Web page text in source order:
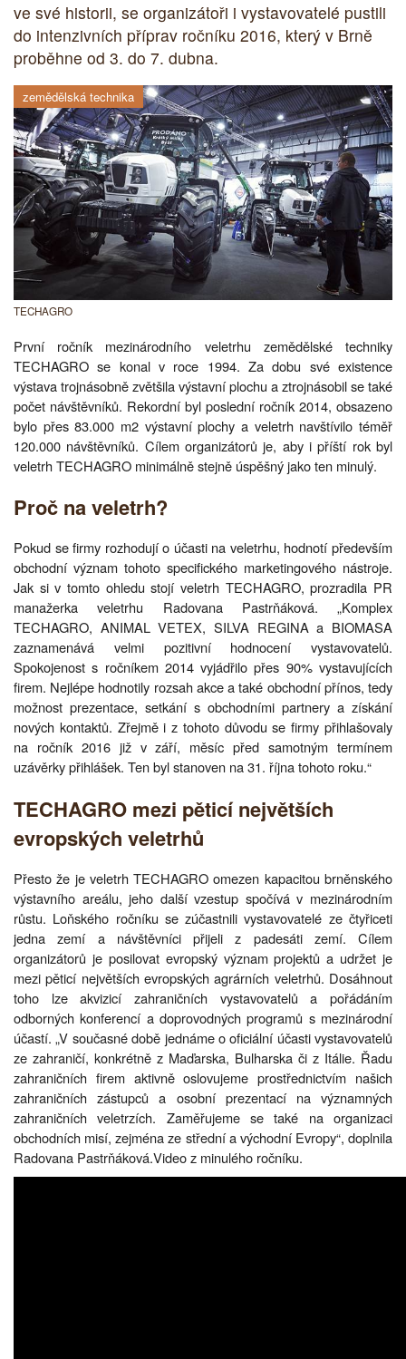
ve své historii, se organizátoři i vystavovatelé pustili
do intenzivních příprav ročníku 2016, který v Brně
proběhne od 3. do 7. dubna.
zemědělská technika
TECHAGRO
První ročník mezinárodního veletrhu zemědělské techniky
TECHAGRO se konal v roce 1994. Za dobu své existence
výstava trojnásobně zvětšila výstavní plochu a ztrojnásobil se také
počet návštěvníků. Rekordní byl poslední ročník 2014, obsazeno
bylo přes 83.000 m2 výstavní plochy a veletrh navštívilo téměř
120.000 návštěvníků. Cílem organizátorů je, aby i příští rok byl
veletrh TECHAGRO minimálně stejně úspěšný jako ten minulý.
Proč na veletrh?
Pokud se firmy rozhodují o účasti na veletrhu, hodnotí především
obchodní význam tohoto specifického marketingového nástroje.
Jak si v tomto ohledu stojí veletrh TECHAGRO, prozradila PR
manažerka veletrhu Radovana Pastrňáková. „Komplex
TECHAGRO, ANIMAL VETEX, SILVA REGINA a BIOMASA
zaznamenává velmi pozitivní hodnocení vystavovatelů.
Spokojenost s ročníkem 2014 vyjádřilo přes 90% vystavujících
firem. Nejlépe hodnotily rozsah akce a také obchodní přínos, tedy
možnost prezentace, setkání s obchodními partnery a získání
nových kontaktů. Zřejmě i z tohoto důvodu se firmy přihlašovaly
na ročník 2016 již v září, měsíc před samotným termínem
uzávěrky přihlášek. Ten byl stanoven na 31. října tohoto roku.“
TECHAGRO mezi pěticí největších
evropských veletrhů
Přesto že je veletrh TECHAGRO omezen kapacitou brněnského
výstavního areálu, jeho další vzestup spočívá v mezinárodním
růstu. Loňského ročníku se zúčastnili vystavovatelé ze čtyřiceti
jedna zemí a návštěvníci přijeli z padesáti zemí. Cílem
organizátorů je posilovat evropský význam projektů a udržet je
mezi pěticí největších evropských agrárních veletrhů. Dosáhnout
toho lze akvizicí zahraničních vystavovatelů a pořádáním
odborných konferencí a doprovodných programů s mezinárodní
účastí. „V současné době jednáme o oficiální účasti vystavovatelů
ze zahraničí, konkrétně z Maďarska, Bulharska či z Itálie. Řadu
zahraničních firem aktivně oslovujeme prostřednictvím našich
zahraničních zástupců a osobní prezentací na významných
zahraničních veletrzích. Zaměřujeme se také na organizaci
obchodních misí, zejména ze střední a východní Evropy“, doplnila
Radovana Pastrňáková.Video z minulého ročníku.